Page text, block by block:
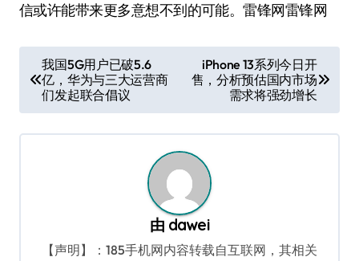
信或许能带来更多意想不到的可能。雷锋网雷锋网
章
导
航
我国5G用户已破5.6
亿，华为与三大运营商
们发起联合倡议
iPhone 13系列今日开
售，分析预估国内市场
需求将强劲增长
由 dawei
【声明】：185手机网内容转载自互联网，其相关